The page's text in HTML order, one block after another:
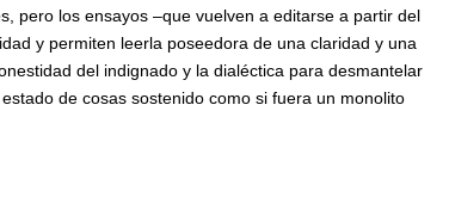
pero los ensayos –que vuelven a editarse a partir del
y permiten leerla poseedora de una claridad y una
del indignado y la dialéctica para desmantelar
de cosas sostenido como si fuera un monolito